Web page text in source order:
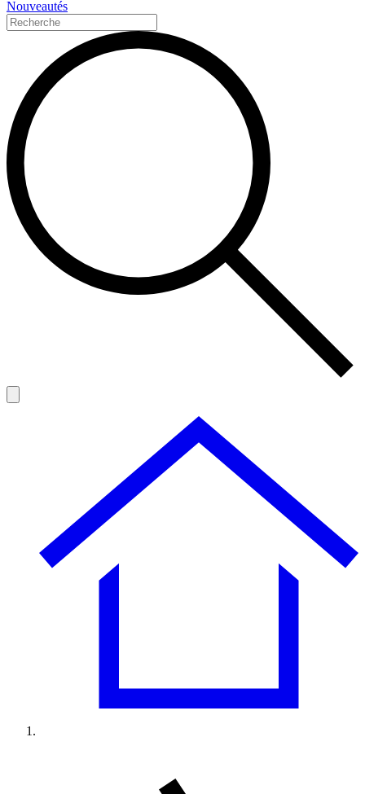
Nouveautés